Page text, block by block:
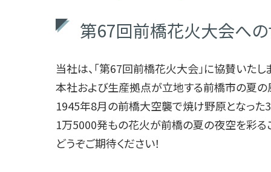
第67回前橋花火大会へ
当社は、「第67回前橋花火大会」に協賛いたし
本社および生産拠点が立地する前橋市の夏の
1945年8月の前橋大空襲で焼け野原となった
1万5000発もの花火が前橋の夏の夜空を彩る
どうぞご期待ください！